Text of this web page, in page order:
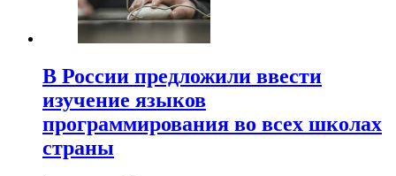
В России предложили ввести
изучение языков
программирования во всех школах
страны